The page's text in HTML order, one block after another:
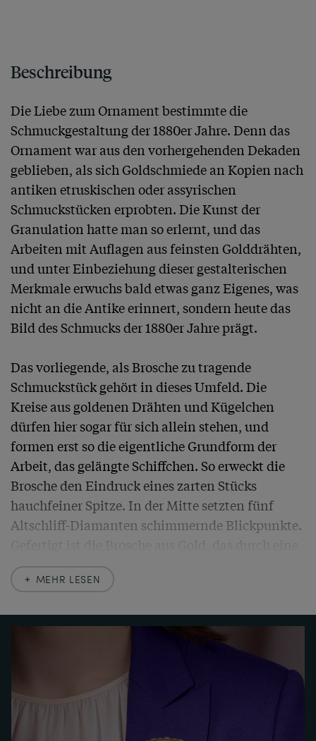
Beschreibung
Die Liebe zum Ornament bestimmte die
Schmuckgestaltung der 1880er Jahre. Denn das
Ornament war aus den vorhergehenden Dekaden
geblieben, als sich Goldschmiede an Kopien nach
antiken etruskischen oder assyrischen
Schmuckstücken erprobten. Die Kunst der
Granulation hatte man so erlernt, und das
Arbeiten mit Auflagen aus feinsten Golddrähten,
und unter Einbeziehung dieser gestalterischen
Merkmale erwuchs bald etwas ganz Eigenes, was
nicht an die Antike erinnert, sondern heute das
Bild des Schmucks der 1880er Jahre prägt.
Das vorliegende, als Brosche zu tragende
Schmuckstück gehört in dieses Umfeld. Die
Kreise aus goldenen Drähten und Kügelchen
dürfen hier sogar für sich allein stehen, und
formen erst so die eigentliche Grundform der
Arbeit, das gelängte Schiffchen. So erweckt die
Brosche den Eindruck eines zarten Stücks
hauchfeiner Spitze. In der Mitte setzten fünf
Altschliff-Diamanten schimmernde Blickpunkte.
samtig schimmert.
Die Brosche fand aus London zu uns. Sie ist sehr
schön erhalten und durch ihre mittlere Größe
MEHR LESEN